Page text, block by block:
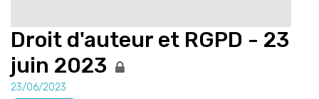
Droit d'auteur et RGPD - 23
juin 2023
23/06/2023